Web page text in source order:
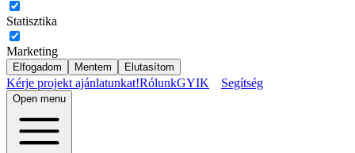
Statisztika
Marketing
Elfogadom Mentem Elutasítom
Kérje projekt ajánlatunkat!RólunkGYIK Segítség
Open menu